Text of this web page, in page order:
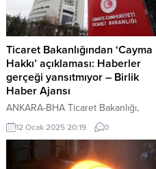
sıfatıyla ifade verdi. Savcılığa
çağrılması üzerine Ankara
Adliyesi’ne gelen Savaş, ifadesini
verdikten sonra adliyeden ayrıldı.
Konuyla ilgili açıklama yapan
avukatı Onur...
Ticaret Bakanlığından ‘Cayma
Hakkı’ açıklaması: Haberler
gerçeği yansıtmıyor – Birlik
Haber Ajansı
ANKARA-BHA Ticaret Bakanlığı,
internet alışverişlerinde bazı
ürünlerde “cayma hakkı“nın
kaldırıldığına dair medyada yer alan
iddialara ilişkin açıklama yaptı.
12 Ocak 2025 20:19 0